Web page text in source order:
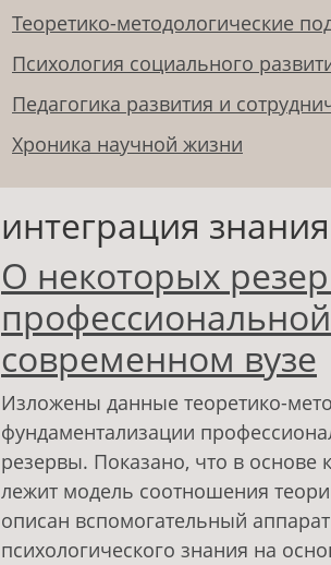
Теоретико-методологические
Психология социального
Педагогика развития и
Хроника научной жизни
интеграция знания
О некоторых
современном вузе
Изложены данные теоретико-
фундаментализации
резервы. Показано, что в
лежит модель соотношения
описан вспомогательный
психологического знания на